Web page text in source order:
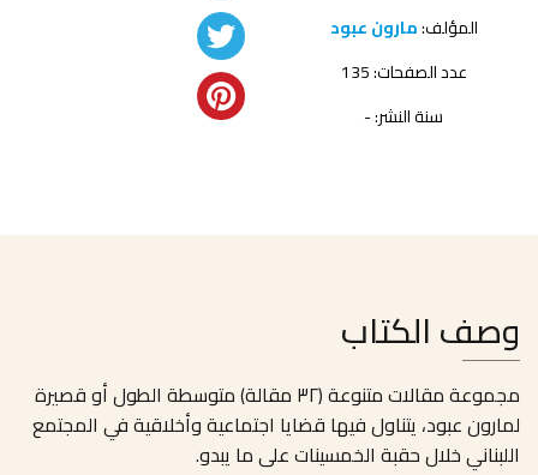
المؤلف:مارون عبود
عدد الصفحات: 135
سنة النشر: -
وصف الكتاب
مجموعة مقالات متنوعة (٣٢ مقالة) متوسطة الطول أو قصيرة
لمارون عبود، يتناول فيها قضايا اجتماعية وأخلاقية في المجتمع
اللبناني خلال حقبة الخمسينات على ما يبدو.